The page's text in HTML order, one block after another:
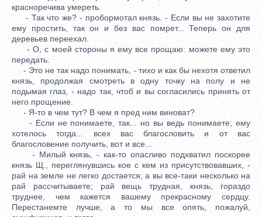
красноречива умереть.
- Так что же? - пробормотал князь. - Если вы не захотите
ему простить, так он и без вас помрет... Теперь он для
деревьев переехал.
- О, с моей стороны я ему все прощаю: можете ему это
передать.
- Это не так надо понимать, - тихо и как бы нехотя ответил
князь, продолжая смотреть в одну точку на полу и не
подымая глаз, - надо так, чтоб и вы согласились принять от
него прощение.
- Я-то в чем тут? В чем я пред ним виноват?
- Если не понимаете, так... но вы ведь понимаете; ему
хотелось тогда... всех вас благословить и от вас
благословение получить, вот и все...
- Милый князь, - как-то опасливо подхватил поскорее
князь Щ., переглянувшись кое с кем из присутствовавших, -
рай на земле не легко достается; а вы все-таки несколько на
рай рассчитываете; рай вещь трудная, князь, гораздо
труднее, чем кажется вашему прекрасному сердцу.
Перестанемте лучше, а то мы все опять, пожалуй,